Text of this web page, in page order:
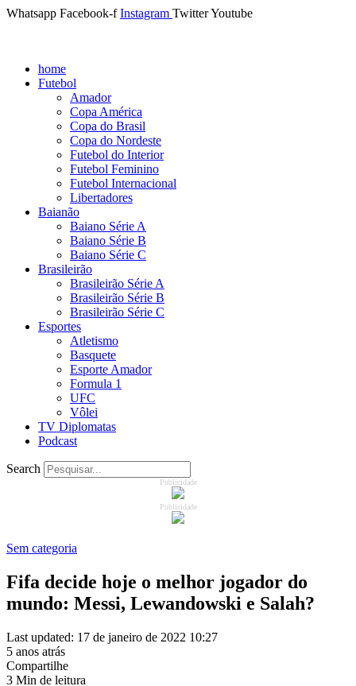
Whatsapp Facebook-f Instagram TwitterYoutube
home
Futebol
Amador
Copa América
Copa do Brasil
Copa do Nordeste
Futebol do Interior
Futebol Feminino
Futebol Internacional
Libertadores
Baianão
Baiano Série A
Baiano Série B
Baiano Série C
Brasileirão
Brasileirão Série A
Brasileirão Série B
Brasileirão Série C
Esportes
Atletismo
Basquete
Esporte Amador
Formula 1
UFC
Vôlei
TV Diplomatas
Podcast
Search
Publicidade
Publicidade
Sem categoria
Fifa decide hoje o melhor jogador do
mundo: Messi, Lewandowski e Salah?
Last updated: 17 de janeiro de 2022 10:27
5 anos atrás
Compartilhe
3 Min de leitura